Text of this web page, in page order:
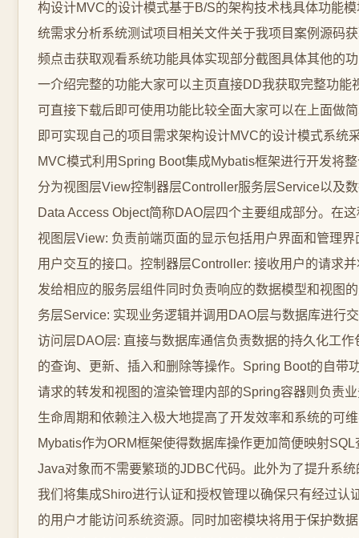
构设计MVC的设计模式基于B/S的架构技术栈具体功能
统需求分析系统测试项目相关文件关于我项目案例源码
频点击获取观看系统功能具体实现部分截图具体其他的
一介绍完整的功能大家可以主页直接DD我获取完整功能
可直接下载后即可使用功能比较全面大家可以在上面做
即可实现自己的项目需求架构设计MVC的设计模式系统
MVC模式利用Spring Boot集成Mybatis框架进行开发将
分为视图层View控制器层Controller服务层Service以及
Data Access Object简称DAO层四个主要组成部分。在
视图层View: 负责前端页面的显示包括用户界面和管理界
用户交互的接口。控制器层Controller: 接收用户的请求
发给相应的服务层组件同时负责响应的数据模型和视图
务层Service: 实现业务逻辑并调用DAO层与数据库进行
访问层DAO层: 直接与数据库通信负责数据的持久化工作
的查询、更新、插入和删除等操作。Spring Boot的自带
请求的转发和视图的渲染管理内部的Spring容器则负责
生命周期和依赖注入极大地提高了开发效率和系统的可
Mybatis作为ORM框架使得数据库操作更加简便映射SQL
Java对象而不需要繁琐的JDBC代码。此外为了提升系统
我们将集成Shiro进行认证和授权管理以确保只有经过认
的用户才能访问系统资源。同时加密模块将用于保护数